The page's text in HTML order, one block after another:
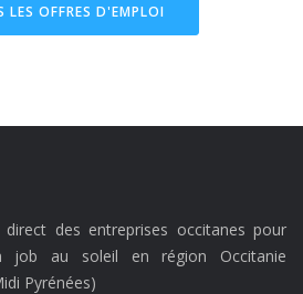
LES OFFRES D'EMPLOI
des entreprises occitanes pour
job au soleil en région Occitanie
Pyrénées)